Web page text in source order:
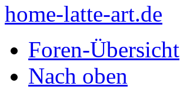
home-latte-art.de
Foren-Übersicht
Nach oben